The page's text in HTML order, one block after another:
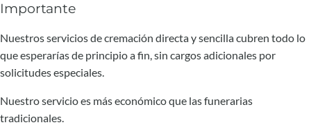
Importante
Nuestros servicios de cremación directa y sencilla cubren todo lo
que esperarías de principio a fin, sin cargos adicionales por
solicitudes especiales.
Nuestro servicio es más económico que las funerarias
tradicionales.